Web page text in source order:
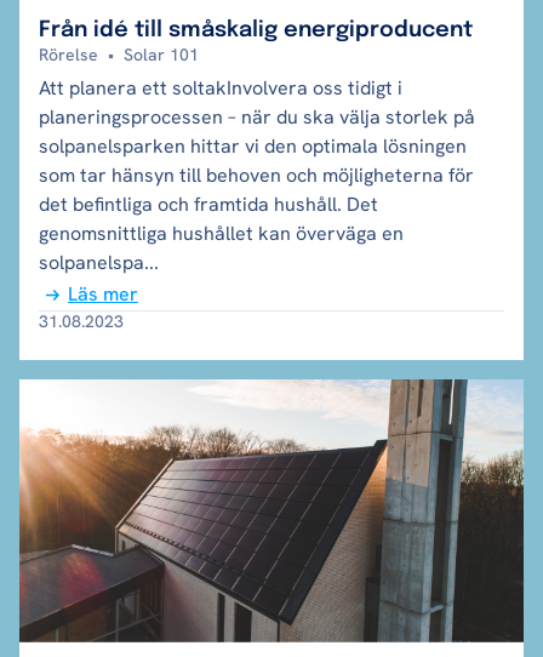
Från idé till småskalig energiproducent
Rörelse • Solar 101
Att planera ett soltakInvolvera oss tidigt i
planeringsprocessen – när du ska välja storlek på
solpanelsparken hittar vi den optimala lösningen
som tar hänsyn till behoven och möjligheterna för
det befintliga och framtida hushåll. Det
genomsnittliga hushållet kan överväga en
solpanelspa...
Läs mer
31.08.2023